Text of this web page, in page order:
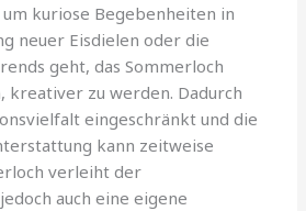
um kuriose Begebenheiten in
neuer Eisdielen oder die
geht, das Sommerloch
kreativer zu werden. Dadurch
eingeschränkt und die
kann zeitweise
verleiht der
auch eine eigene